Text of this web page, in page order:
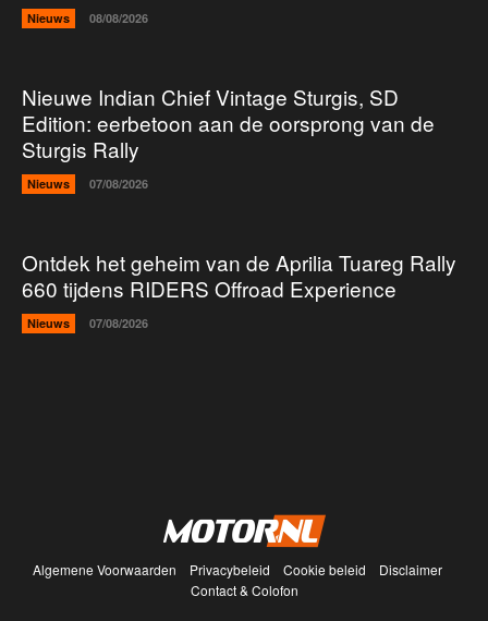
Nieuws 08/08/2026
Nieuwe Indian Chief Vintage Sturgis, SD
Edition: eerbetoon aan de oorsprong van de
Sturgis Rally
Nieuws 07/08/2026
Ontdek het geheim van de Aprilia Tuareg Rally
660 tijdens RIDERS Offroad Experience
Nieuws 07/08/2026
Algemene Voorwaarden Privacybeleid Cookie beleid
Disclaimer
Contact & Colofon